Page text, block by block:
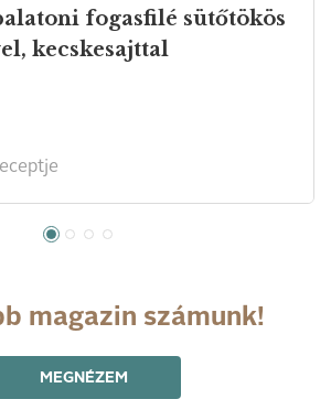
fogasfilé sütőtökös
kecskesajttal
magazin számunk!
MEGNÉZEM